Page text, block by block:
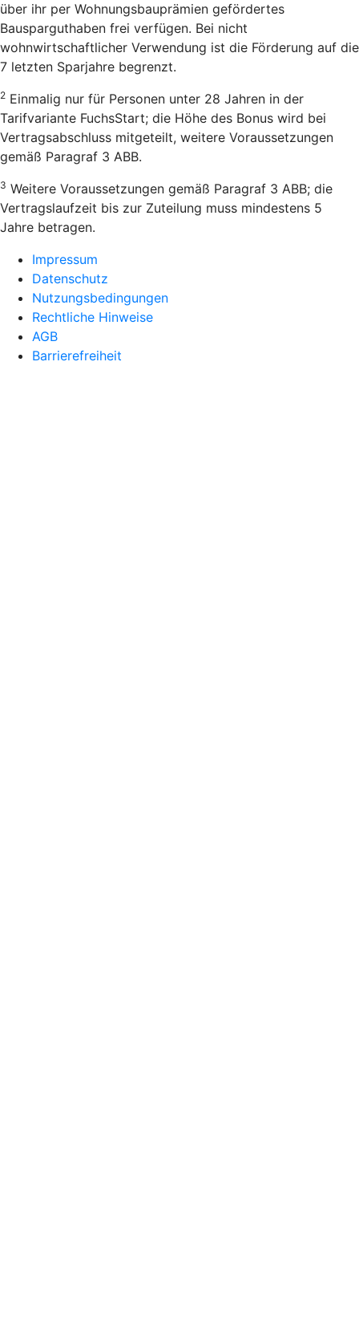
über ihr per Wohnungsbauprämien gefördertes
Bausparguthaben frei verfügen. Bei nicht
wohnwirtschaftlicher Verwendung ist die Förderung auf die
7 letzten Sparjahre begrenzt.
2 Einmalig nur für Personen unter 28 Jahren in der
Tarifvariante FuchsStart; die Höhe des Bonus wird bei
Vertragsabschluss mitgeteilt, weitere Voraussetzungen
gemäß Paragraf 3 ABB.
3 Weitere Voraussetzungen gemäß Paragraf 3 ABB; die
Vertragslaufzeit bis zur Zuteilung muss mindestens 5
Jahre betragen.
Impressum
Datenschutz
Nutzungsbedingungen
Rechtliche Hinweise
AGB
Barrierefreiheit